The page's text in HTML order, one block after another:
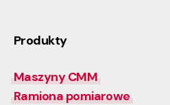
Produkty
Maszyny CMM
Ramiona pomiarowe